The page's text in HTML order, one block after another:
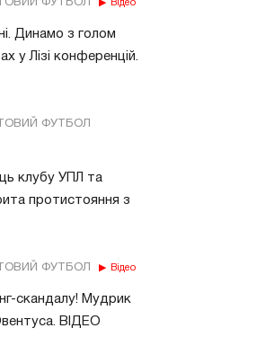
ФУТБОЛ Відео
Динамо з голом
у Лізі конференцій.
ФУТБОЛ
клубу УПЛ та
протистояння з
ФУТБОЛ Відео
скандалу! Мудрик
ВІДЕО